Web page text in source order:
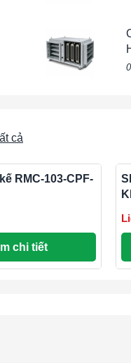
cả
RMC-103-CPF-
chi tiết